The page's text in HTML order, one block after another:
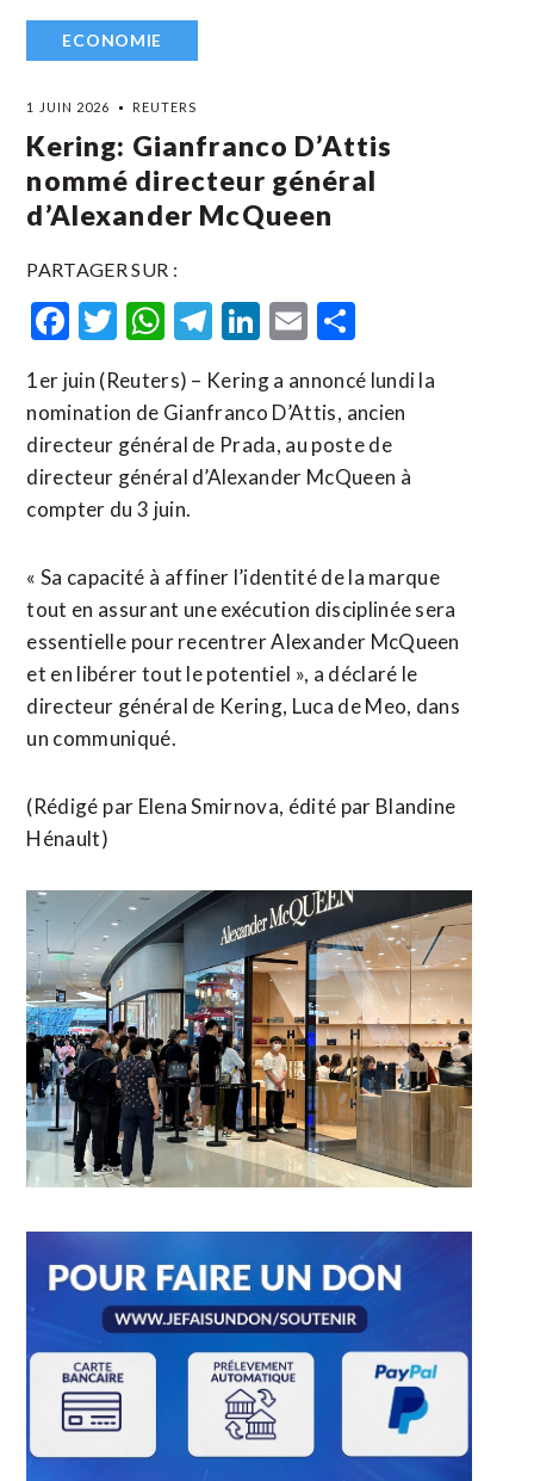
ECONOMIE
1 JUIN 2026 REUTERS
Kering: Gianfranco D’Attis
nommé directeur général
d’Alexander McQueen
PARTAGER SUR :
Facebook
Twitter
WhatsApp
Telegram
LinkedIn
Email
1er juin (Reuters) – Kering a annoncé lundi la ​
nomination de ‌Gianfranco ​D’Attis, ⁠ancien
directeur général ‌de ‌Prada, au poste de
directeur ​général d’Alexander McQueen à
compter du 3 juin.
« Sa capacité ⁠à ⁠affiner l’identité de la marque
tout en assurant ⁠une exécution ‌disciplinée sera
essentielle ⁠pour ​recentrer ​Alexander McQueen
et en ​libérer tout le ‌potentiel », ​a déclaré le
directeur ​général de Kering, Luca de Meo, dans
un communiqué.
(Rédigé ⁠par Elena Smirnova, ​édité par Blandine ​
Hénault)